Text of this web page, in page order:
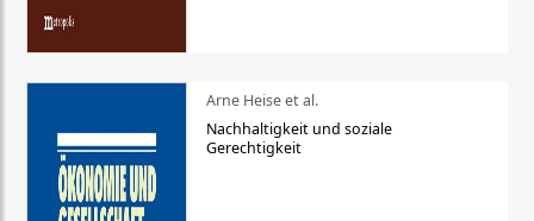
Arne Heise et al.
Nachhaltigkeit und soziale
Gerechtigkeit